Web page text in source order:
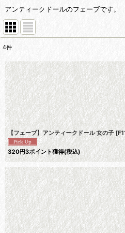
アンティークドールのフェーブです。
並び順:
4件
【フェーブ】アンティークドール 女の子 [
320円3ポイント獲得(税込)